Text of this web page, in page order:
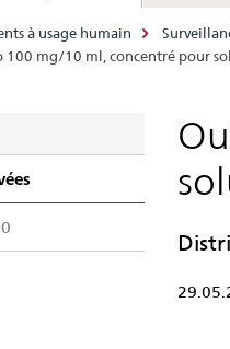
à usage humain
100 mg/10 ml, concentré pour